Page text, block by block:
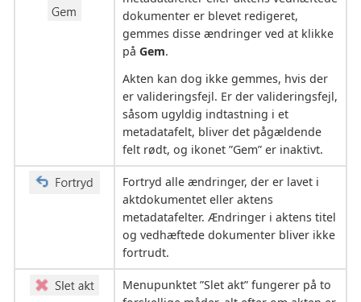
dokumenter er blevet redigeret,
gemmes disse ændringer ved at klikke
på Gem.
Akten kan dog ikke gemmes, hvis der
er valideringsfejl. Er der valideringsfejl,
såsom ugyldig indtastning i et
metadatafelt, bliver det pågældende
felt rødt, og ikonet ”Gem” er inaktivt.
Fortryd alle ændringer, der er lavet i
aktdokumentet eller aktens
metadatafelter. Ændringer i aktens titel
og vedhæftede dokumenter bliver ikke
fortrudt.
Menupunktet ”Slet akt” fungerer på to